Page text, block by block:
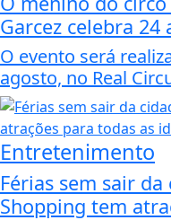
Garcez celebra 24
O evento será
agosto, no Real
Entretenimento
Férias sem sair da
Shopping tem